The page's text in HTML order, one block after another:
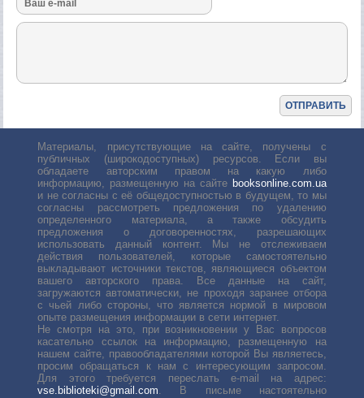
Материалы, присутствующие на сайте, получены с
публичных (широкодоступных) ресурсов. Если вы
обладаете авторским правом на какую либо
информацию, размещенную на сайте booksonline.com.ua
и не согласны с её общедоступностью в будущем, то мы
согласны рассмотреть предложения по удалению
определенного материала, а также обсудить
предложения о договоренностях, разрешающих
использовать данный контент. Мы не отслеживаем
действия пользователей, которые самостоятельно
выкладывают источники текстов, являющиеся объектом
вашего авторского права. Все данные на сайт,
загружаются автоматически, не проходя заранее отбора
с чьей либо стороны, что является нормой в мировом
опыте размещения информации в сети интернет.
Не смотря на это, при возникновении у Вас вопросов
касательно ссылок на информацию, размещенную на
нашем сайте, правообладателями которой Вы являетесь,
просим обращаться к нам с интересующим запросом.
Для этого требуется переслать е-mail на адрес:
vse.biblioteki@gmail.com. В письме настоятельно